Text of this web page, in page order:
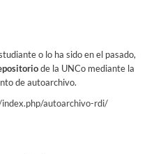
o lo ha sido en el pasado,
de la UNCo mediante la
de autoarchivo.
autoarchivo-rdi/